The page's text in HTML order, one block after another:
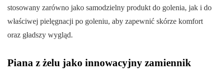
stosowany zarówno jako samodzielny produkt do golenia, jak i do
właściwej pielęgnacji po goleniu, aby zapewnić skórze komfort
oraz gładszy wygląd.
Piana z żelu jako innowacyjny zamiennik